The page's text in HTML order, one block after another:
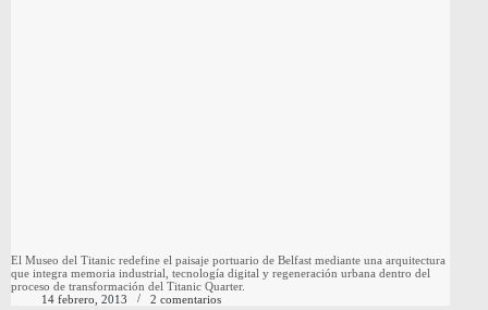
El Museo del Titanic redefine el paisaje portuario de Belfast mediante una arquitectura
que integra memoria industrial, tecnología digital y regeneración urbana dentro del
proceso de transformación del Titanic Quarter.
14 febrero, 2013
2 comentarios